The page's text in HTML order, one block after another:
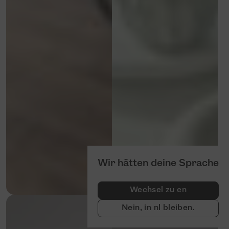
Wir hätten deine Sprache
Wechsel zu en
Nein, in nl bleiben.